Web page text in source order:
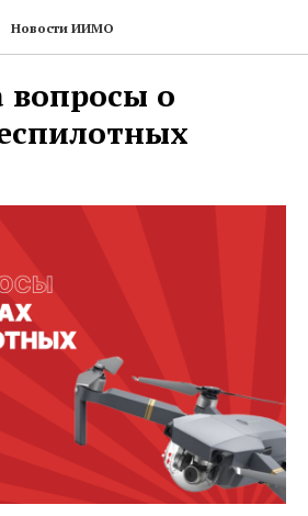
Новости ИИМО
вопросы о